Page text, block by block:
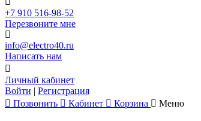
+7 910 516-98-52
Перезвоните мне
info@electro40.ru
Написать нам
Личный кабинет
Войти | Регистрация
Позвонить
Кабинет Корзина Меню